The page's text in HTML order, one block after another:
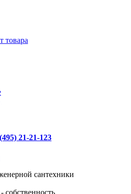
товара
21-21-123
сантехники
собственность